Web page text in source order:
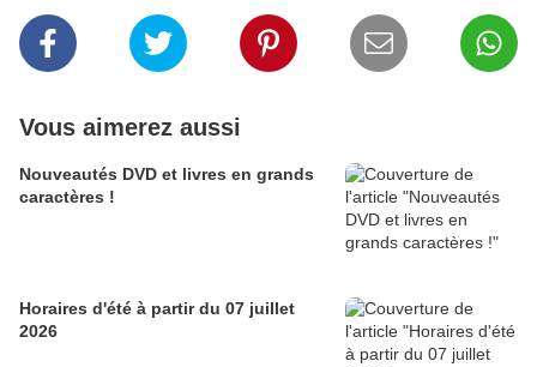
Vous aimerez aussi
Nouveautés DVD et livres en grands
caractères !
Horaires d'été à partir du 07 juillet
2026